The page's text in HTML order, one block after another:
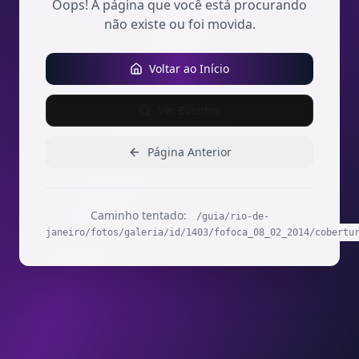
Oops! A página que você está procurando
não existe ou foi movida.
Voltar ao Início
Página Anterior
Caminho tentado:
/guia/rio-de-
janeiro/fotos/galeria/id/1403/fofoca_08_02_2014/